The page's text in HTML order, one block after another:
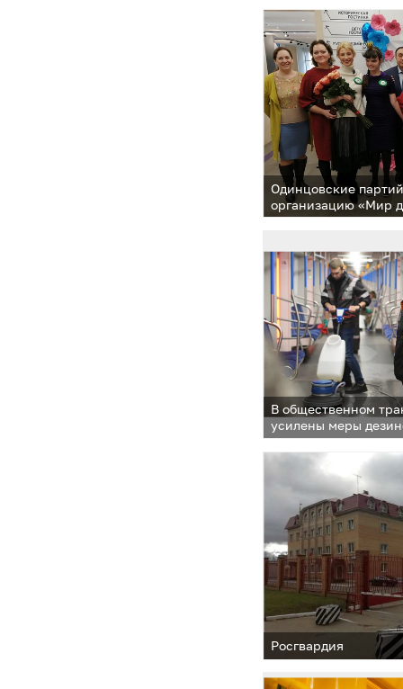
Одинцовские
организацию «Мир
В общественном
усилены меры
Росгвардия